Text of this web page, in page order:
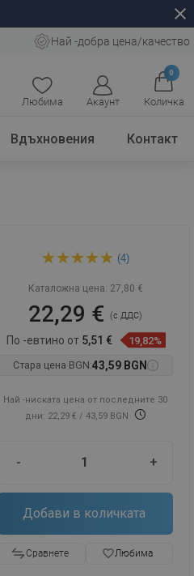
close
Най -добра цена/качество
Любима Акаунт
0
Количка
Вдъхновения Контакт
монтаж на повърхността,
(4)
Каталожна цена: 27,80 €
22,29 €(с ДДС)
По -евтино от 5,51 €
19,82%
Стара цена BGN:43,59 BGN
Най -ниската цена от последните 30
дни: 22,29 €/ 43,59 BGN
- +
Добави в количката
Сравнете favorite_borderЛюбима